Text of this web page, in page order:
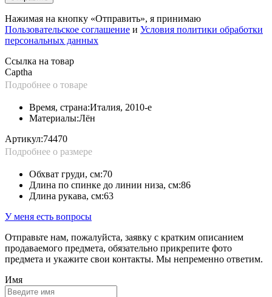
Нажимая на кнопку «Отправить», я принимаю
Пользовательское соглашение и Условия политики обработки
персональных данных
Ссылка на товар
Captha
Подробнее о товаре
Материалы:Лён
Время, страна:Италия, 2010-е
Артикул:74470
Подробнее о размере
Длина рукава, см:63
Длина по спинке до линии низа, см:86
Обхват груди, см:70
У меня есть вопросы
Отправьте нам, пожалуйста, заявку с кратким описанием
продаваемого предмета, обязательно прикрепите фото
предмета и укажите свои контакты. Мы непременно ответим.
Имя